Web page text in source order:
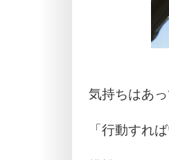
気持ちはあ
「行動すれ